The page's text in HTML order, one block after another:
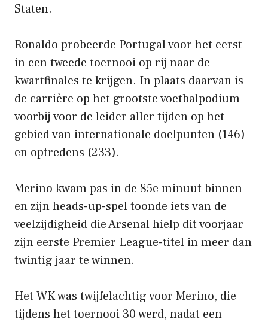
Staten.
Ronaldo probeerde Portugal voor het eerst
in een tweede toernooi op rij naar de
kwartfinales te krijgen. In plaats daarvan is
de carrière op het grootste voetbalpodium
voorbij voor de leider aller tijden op het
gebied van internationale doelpunten (146)
en optredens (233).
Merino kwam pas in de 85e minuut binnen
en zijn heads-up-spel toonde iets van de
veelzijdigheid die Arsenal hielp dit voorjaar
zijn eerste Premier League-titel in meer dan
twintig jaar te winnen.
Het WK was twijfelachtig voor Merino, die
tijdens het toernooi 30 werd, nadat een